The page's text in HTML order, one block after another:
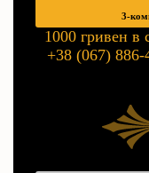
3-
1000 гривен в
+38 (067) 886-